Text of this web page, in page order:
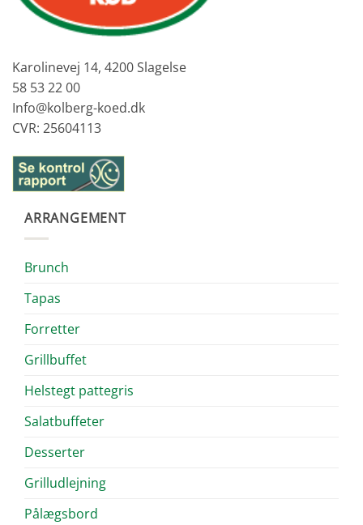
Karolinevej 14, 4200 Slagelse
58 53 22 00
Info@kolberg-koed.dk
CVR: 25604113
ARRANGEMENT
Brunch
Tapas
Forretter
Grillbuffet
Helstegt pattegris
Salatbuffeter
Desserter
Grilludlejning
Pålægsbord